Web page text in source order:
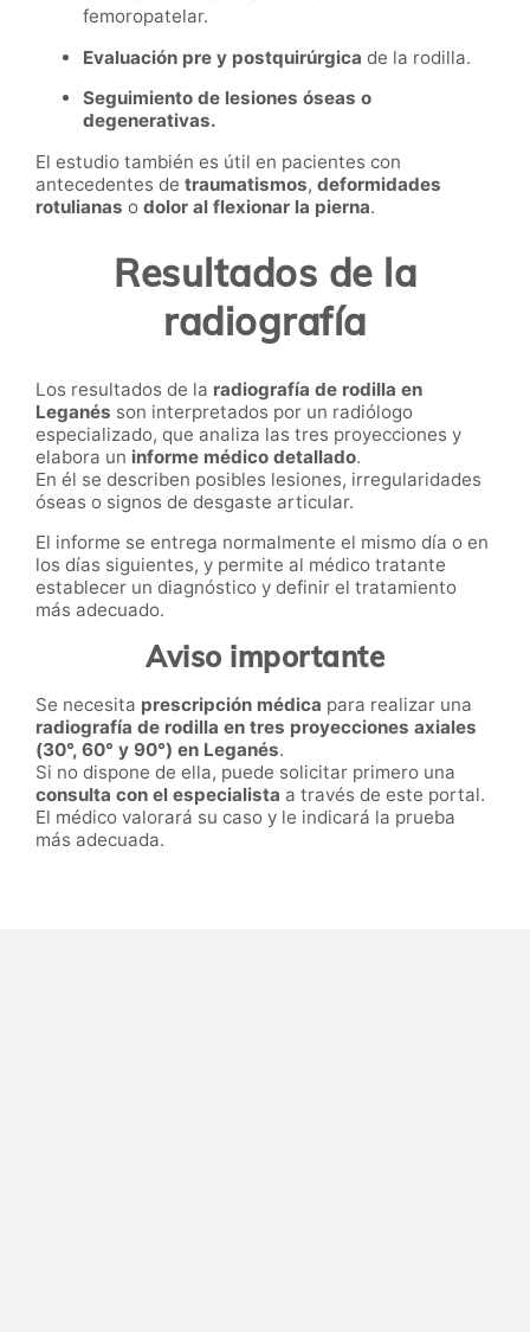
femoropatelar.
Evaluación pre y postquirúrgica de la rodilla.
Seguimiento de lesiones óseas o
degenerativas.
El estudio también es útil en pacientes con
antecedentes de traumatismos, deformidades
rotulianas o dolor al flexionar la pierna.
Resultados de la
radiografía
Los resultados de la radiografía de rodilla en
Leganés son interpretados por un radiólogo
especializado, que analiza las tres proyecciones y
elabora un informe médico detallado.
En él se describen posibles lesiones, irregularidades
óseas o signos de desgaste articular.
El informe se entrega normalmente el mismo día o en
los días siguientes, y permite al médico tratante
establecer un diagnóstico y definir el tratamiento
más adecuado.
Aviso importante
Se necesita prescripción médica para realizar una
radiografía de rodilla en tres proyecciones axiales
(30°, 60° y 90°) en Leganés.
Si no dispone de ella, puede solicitar primero una
consulta con el especialista a través de este portal.
El médico valorará su caso y le indicará la prueba
más adecuada.